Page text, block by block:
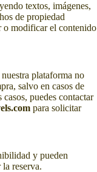
textos, imágenes,
de propiedad
o modificar el contenido
plataforma no
salvo en casos de
puedes contactar
para solicitar
y pueden
reserva.